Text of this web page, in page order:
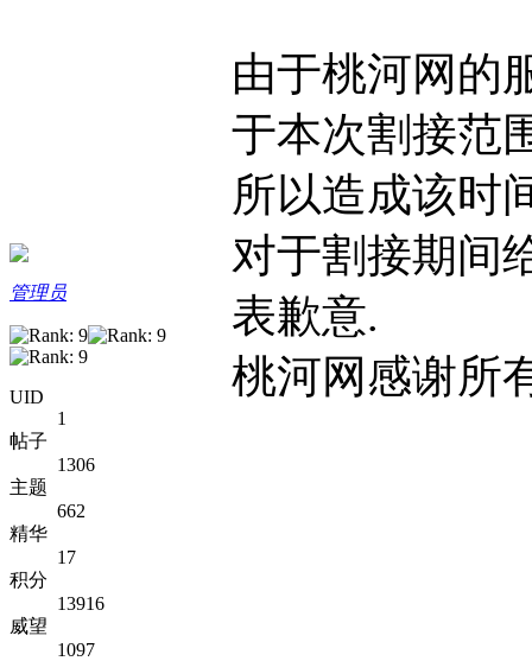
管理员
UID
1
帖子
1306
主题
662
精华
17
积分
13916
威望
1097
由于桃河网的
于本次割接范
所以造成该时
对于割接期间
表歉意.
桃河网感谢所